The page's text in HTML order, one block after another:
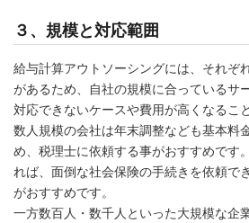
３、規模と対応範囲
給与計算アウトソーシングには、それぞ
があるため、自社の規模に合っているサ
対応できないケースや費用が高くなるこ
数人規模の会社は年末調整なども基本料
め、税理士に依頼する事がおすすめです
れば、面倒な社会保険の手続きを依頼で
がおすすめです。
一方数百人・数千人といった大規模な企